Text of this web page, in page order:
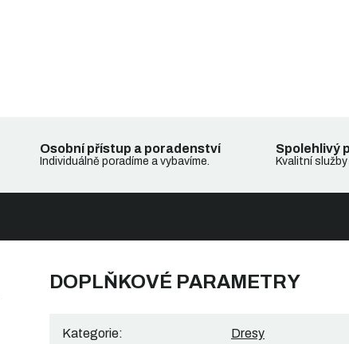
Osobní přístup a poradenství
Individuálně poradíme a vybavíme.
Spolehlivý
Kvalitní
DOPLŇKOVÉ PARAMETRY
Kategorie: Dresy